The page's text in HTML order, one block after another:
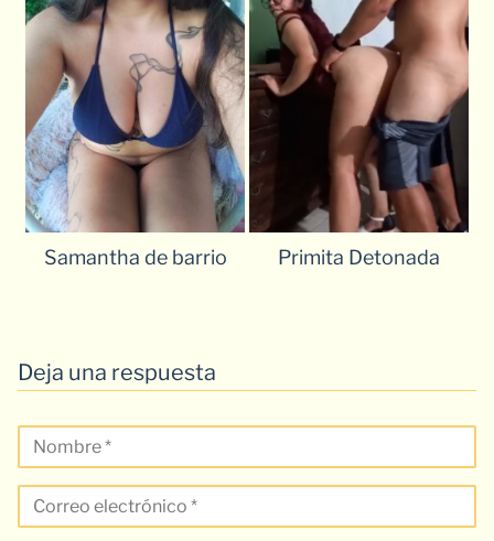
Samantha de barrio Primita Detonada
Deja una respuesta